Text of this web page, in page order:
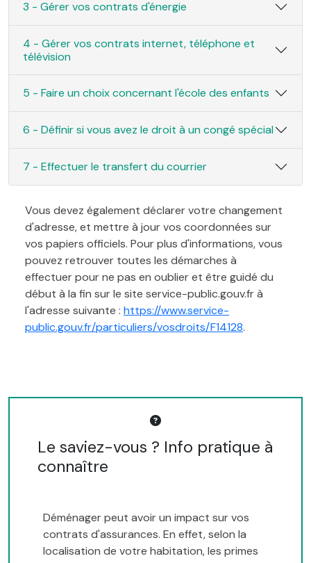
3 - Gérer vos contrats d'énergie
4 - Gérer vos contrats internet, téléphone et
télévision
5 - Faire un choix concernant l'école des enfants
6 - Définir si vous avez le droit à un congé spécial
7 - Effectuer le transfert du courrier
Vous devez également déclarer votre changement
d'adresse, et mettre à jour vos coordonnées sur
vos papiers officiels. Pour plus d'informations, vous
pouvez retrouver toutes les démarches à
effectuer pour ne pas en oublier et être guidé du
début à la fin sur le site service-public.gouv.fr à
l'adresse suivante : https://www.service-
public.gouv.fr/particuliers/vosdroits/F14128.
Le saviez-vous ? Info pratique à
connaître
Déménager peut avoir un impact sur vos
contrats d'assurances. En effet, selon la
localisation de votre habitation, les primes